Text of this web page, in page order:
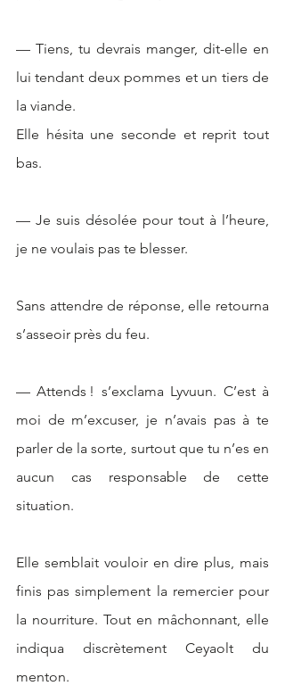
— Tiens, tu devrais manger, dit-elle en
lui tendant deux pommes et un tiers de
la viande.
Elle hésita une seconde et reprit tout
bas.
— Je suis désolée pour tout à l’heure,
je ne voulais pas te blesser.
Sans attendre de réponse, elle retourna
s’asseoir près du feu.
— Attends ! s’exclama Lyvuun. C’est à
moi de m’excuser, je n’avais pas à te
parler de la sorte, surtout que tu n’es en
aucun cas responsable de cette
situation.
Elle semblait vouloir en dire plus, mais
finis pas simplement la remercier pour
la nourriture. Tout en mâchonnant, elle
indiqua discrètement Ceyaolt du
menton.